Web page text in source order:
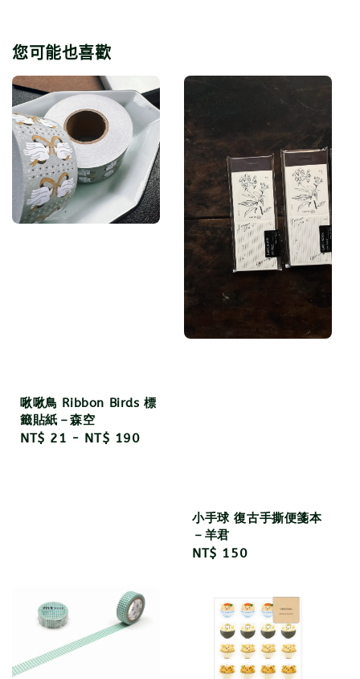
您可能也喜歡
啾啾鳥 Ribbon Birds 標
籤貼紙－森空
Regular
NT$ 21 - NT$ 190
小手球 復古手撕便箋本
－羊君
Regular
NT$ 150